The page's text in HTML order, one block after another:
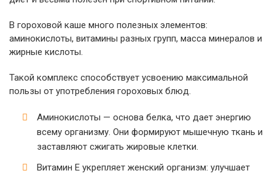
В гороховой каше много полезных элементов:
аминокислоты, витамины разных групп, масса минералов и
жирные кислоты.
Такой комплекс способствует усвоению максимальной
пользы от употребления гороховых блюд.
Аминокислоты — основа белка, что дает энергию
всему организму. Они формируют мышечную ткань и
заставляют сжигать жировые клетки.
Витамин Е укрепляет женский организм: улучшает